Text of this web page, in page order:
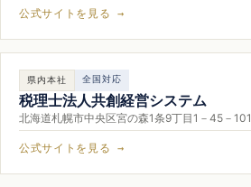
公式サイトを見る →
県内本社 全国対応
税理士法人共創経営システム
北海道札幌市中央区宮の森1条9丁目1－45－101
公式サイトを見る →